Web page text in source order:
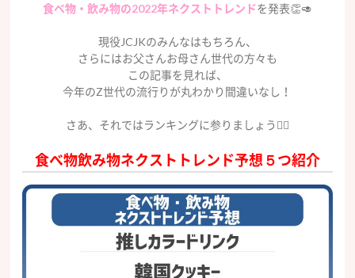
食べ物・飲み物の2022年ネクストトレンドを発表👏🥑
現役JCJKのみんなはもちろん、
さらにはお父さんお母さん世代の方々も
この記事を見れば、
今年のZ世代の流行りが丸わかり間違いなし！
さあ、それではランキングに参りましょう❤️‍🔥
食べ物飲み物ネクストトレンド予想５つ紹介